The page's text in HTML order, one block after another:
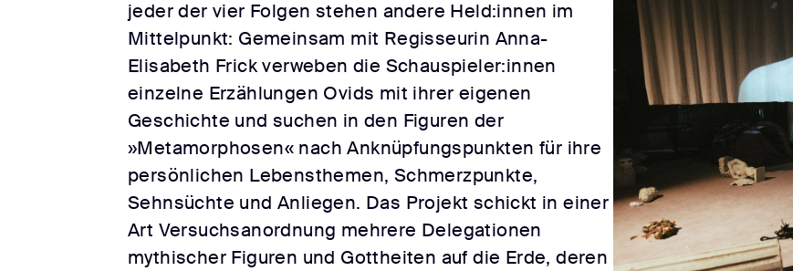
jeder der vier Folgen stehen andere Held:innen im
Mittelpunkt: Gemeinsam mit Regisseurin Anna-
Elisabeth Frick verweben die Schauspieler:innen
einzelne Erzählungen Ovids mit ihrer eigenen
Geschichte und suchen in den Figuren der
»Metamorphosen« nach Anknüpfungspunkten für ihre
persönlichen Lebensthemen, Schmerzpunkte,
Sehnsüchte und Anliegen. Das Projekt schickt in einer
Art Versuchsanordnung mehrere Delegationen
mythischer Figuren und Gottheiten auf die Erde, deren